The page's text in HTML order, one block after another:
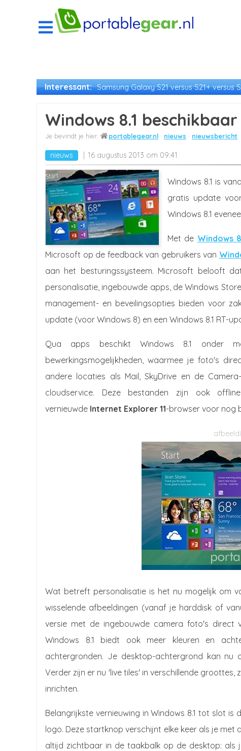
Interessant: Samsung Galaxy S21 versus S21+ versus
Windows 8.1
portablegear.nl nieuws nieuwsbericht
nieuws 16 augustus 2013 om 09:41
Windows 8.1 is
gratis update
Windows 8.1
Met de Windows
Microsoft op de feedback van gebruikers van
aan het besturingssysteem. Microsoft belooft
personalisatie, ingebouwde apps, de Windows
management- en beveilingsopties bieden voor
update (voor Windows 8) en een Windows 8.1 RT-
Qua apps beschikt Windows 8.1 onder
bewerkingsmogelijkheden, waarmee je foto's
andere locaties als Mail, SkyDrive en de
cloudservice. Deze bestanden zijn ook
vernieuwde Internet Explorer 11-browser voor nog
Wat betreft personalisatie is het nu mogelijk om
wisselende afbeeldingen (vanaf je harddisk of
versie met de ingebouwde camera foto's direct
Windows 8.1 biedt ook meer kleuren en
achtergronden. Je desktop-achtergrond kan
Verder zijn er nu 'live tiles' in verschillende
inrichten.
Belangrijkste vernieuwing in Windows 8.1 tot slot is
logo. Deze startknop verschijnt elke keer als je
altijd zichtbaar in de taakbalk op de desktop: als